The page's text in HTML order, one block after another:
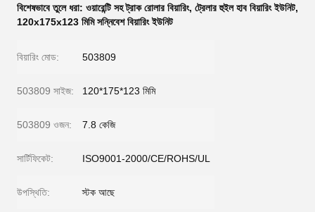
বিশেষভাবে তুলে ধরা: ওয়ারেন্টি সহ ট্রাক রোলার বিয়ারিং, ট্রেলার হুইল হাব বিয়ারিং ইউনিট,
120x175x123 মিমি সন্নিবেশ বিয়ারিং ইউনিট
বিয়ারিং মোড: 503809
503809 সাইজ: 120*175*123 মিমি
503809 ওজন: 7.8 কেজি
সার্টিফিকেট: ISO9001-2000/CE/ROHS/UL
উপস্থিতি: স্টক আছে